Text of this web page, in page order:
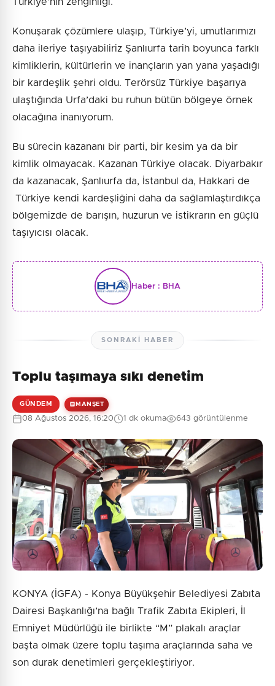
Konuşarak çözümlere ulaşıp, Türkiye’yi, umutlarımızı
daha ileriye taşıyabiliriz Şanlıurfa tarih boyunca farklı
kimliklerin, kültürlerin ve inançların yan yana yaşadığı
bir kardeşlik şehri oldu. Terörsüz Türkiye başarıya
ulaştığında Urfa’daki bu ruhun bütün bölgeye örnek
olacağına inanıyorum.
Bu sürecin kazananı bir parti, bir kesim ya da bir
kimlik olmayacak. Kazanan Türkiye olacak. Diyarbakır
da kazanacak, Şanlıurfa da, İstanbul da, Hakkari de
Türkiye kendi kardeşliğini daha da sağlamlaştırdıkça
bölgemizde de barışın, huzurun ve istikrarın en güçlü
taşıyıcısı olacak.
Haber : BHA
SONRAKI HABER
Toplu taşımaya sıkı denetim
GÜNDEM MANŞET
08 Ağustos 2026, 16:20 1 dk okuma 643 görüntülenme
KONYA (İGFA) - Konya Büyükşehir Belediyesi Zabıta
Dairesi Başkanlığı’na bağlı Trafik Zabıta Ekipleri, İl
Emniyet Müdürlüğü ile birlikte “M” plakalı araçlar
başta olmak üzere toplu taşıma araçlarında saha ve
son durak denetimleri gerçekleştiriyor.